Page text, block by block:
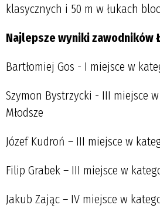
klasycznych i 50 m w łukach
Najlepsze wyniki zawodników
Bartłomiej Gos - I miejsce w
Szymon Bystrzycki - III miejsce
Młodsze
Józef Kudroń – III miejsce w
Filip Grabek – III miejsce w
Jakub Zając – IV miejsce w